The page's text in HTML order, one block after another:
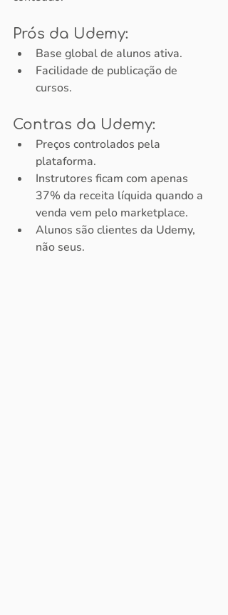
Prós da Udemy:
Base global de alunos ativa.
Facilidade de publicação de
cursos.
Contras da Udemy:
Preços controlados pela
plataforma.
Instrutores ficam com apenas
37% da receita líquida quando a
venda vem pelo marketplace.
Alunos são clientes da Udemy,
não seus.